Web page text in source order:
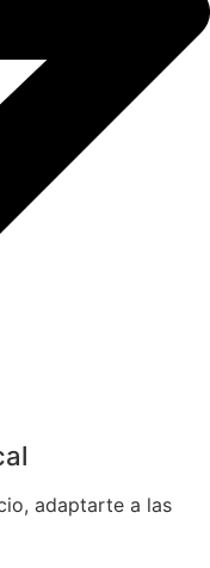
adaptarte a las